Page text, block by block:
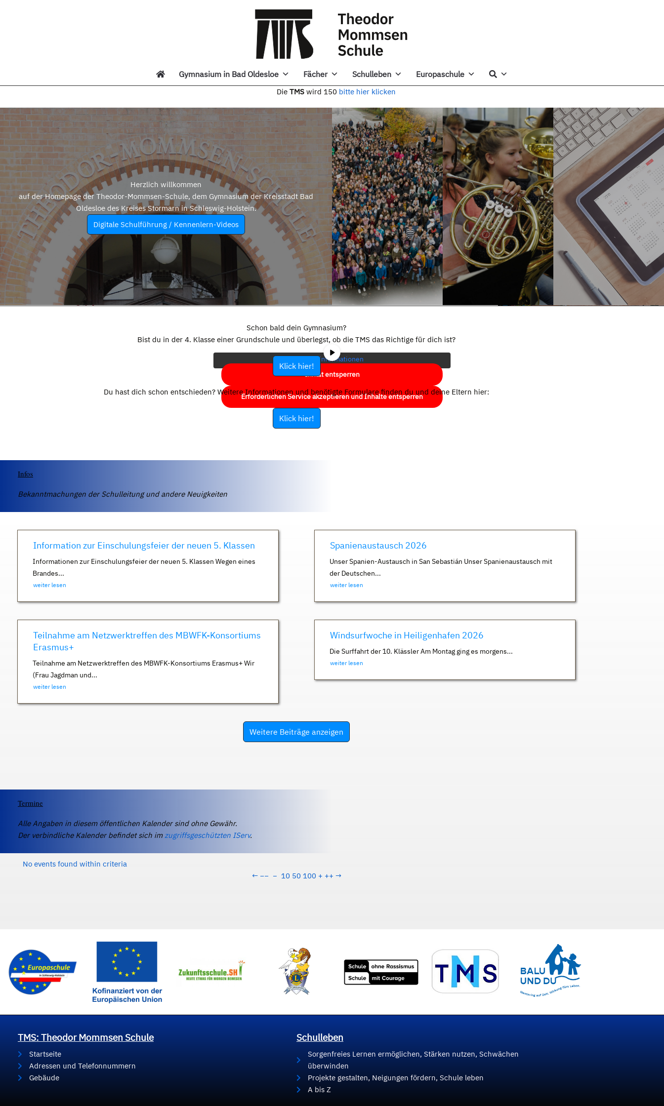
Gymnasium in Bad Oldesloe Fächer Schulleben Europaschule
Die TMS wird 150 bitte hier klicken
Herzlich willkommen
auf der Homepage der Theodor-Mommsen-Schule, dem Gymnasium der Kreisstadt Bad
Oldesloe des Kreises Stormarn in Schleswig-Holstein.
Digitale Schulführung / Kennenlern-Videos
eigentlichen Inhalt zuzugreifen, klicken Sie auf die Schaltfläche unten.
Bitte beachten Sie, dass dabei Daten an Drittanbieter weitergegeben
werden.
Mehr Informationen
Inhalt entsperren
Erforderlichen Service akzeptieren und Inhalte entsperren
Schon bald dein Gymnasium?
Bist du in der 4. Klasse einer Grundschule und überlegst, ob die TMS das Richtige für dich ist?
Klick hier!
Du hast dich schon entschieden? Weitere Informationen und benötigte Formulare finden du und deine Eltern hier:
Klick hier!
Infos
Bekanntmachungen der Schulleitung und andere Neuigkeiten
Information zur Einschulungsfeier der neuen 5. Klassen
Informationen zur Einschulungsfeier der neuen 5. Klassen Wegen eines
Brandes...
weiter lesen
Spanienaustausch 2026
Unser Spanien-Austausch in San Sebastián Unser Spanienaustausch mit
der Deutschen...
weiter lesen
Teilnahme am Netzwerktreffen des MBWFK-Konsortiums
Erasmus+
Teilnahme am Netzwerktreffen des MBWFK-Konsortiums Erasmus+ Wir
(Frau Jagdman und...
weiter lesen
Windsurfwoche in Heiligenhafen 2026
Die Surffahrt der 10. Klässler Am Montag ging es morgens...
weiter lesen
Weitere Beiträge anzeigen
Termine
Alle Angaben in diesem öffentlichen Kalender sind ohne Gewähr.
Der verbindliche Kalender befindet sich imzugriffsgeschützten IServ.
No events found within criteria
← −− − 10 50 100 + ++ →
TMS: Theodor Mommsen Schule
Startseite
Adressen und Telefonnummern
Gebäude
Schulleben
Sorgenfreies Lernen ermöglichen, Stärken nutzen, Schwächen
überwinden
Projekte gestalten, Neigungen fördern, Schule leben
A bis Z